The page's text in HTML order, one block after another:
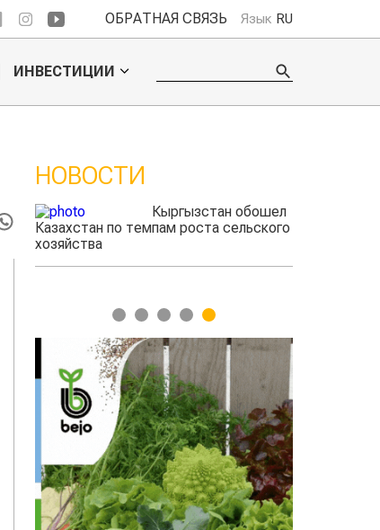
ОБРАТНАЯ СВЯЗЬ Язык RU
ИНВЕСТИЦИИ
НОВОСТИ
Кыргызстан обошел
Казахстан по темпам роста сельского
хозяйства
1 2 3 4 5